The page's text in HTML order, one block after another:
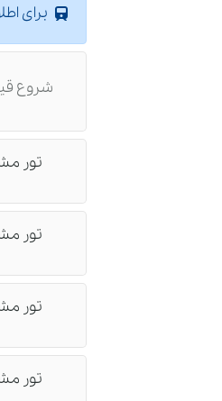
برای
شروع
تور
تور
تور
تور